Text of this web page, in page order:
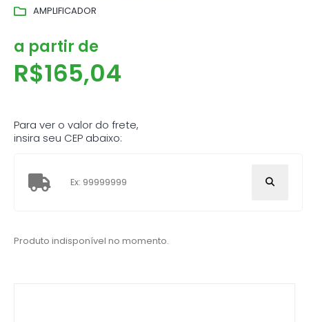
AMPLIFICADOR
a partir de
R$165,04
Para ver o valor do frete,
insira seu CEP abaixo:
Produto indisponível no momento.